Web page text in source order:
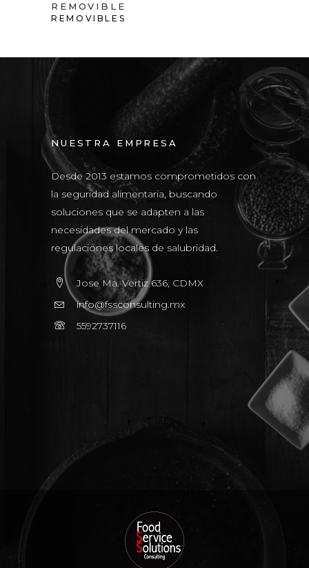
REMOVIBLE
REMOVIBLES
NUESTRA EMPRESA
Desde 2013 estamos comprometidos con
la seguridad alimentaria, buscando
soluciones que se adapten a las
necesidades del mercado y las
regulaciones locales de salubridad.
Jose Ma. Vertiz 636, CDMX
info@fssconsulting.mx
5592737116